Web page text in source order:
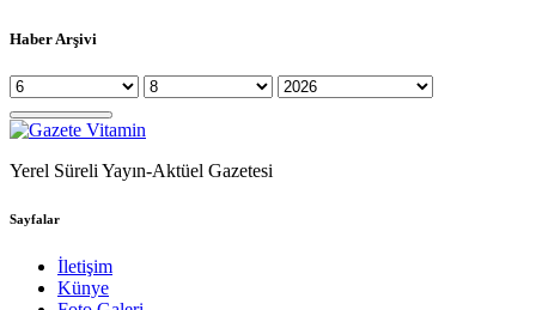
Haber Arşivi
Yerel Süreli Yayın-Aktüel Gazetesi
Sayfalar
İletişim
Künye